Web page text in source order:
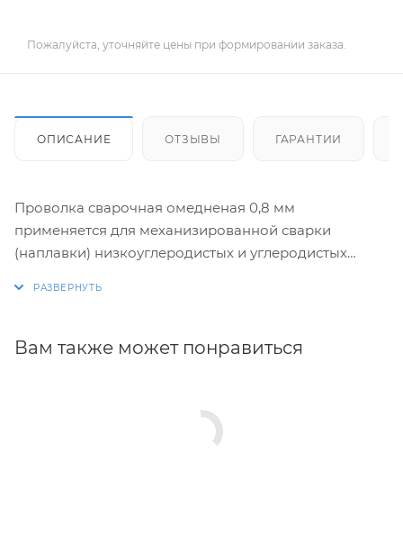
Пожалуйста, уточняйте цены при формировании заказа.
ОПИСАНИЕ ОТЗЫВЫ ГАРАНТИИ
Проволка сварочная омедненая 0,8 мм
применяется для механизированной сварки
(наплавки) низкоуглеродистых и углеродистых
Вам также может понравиться